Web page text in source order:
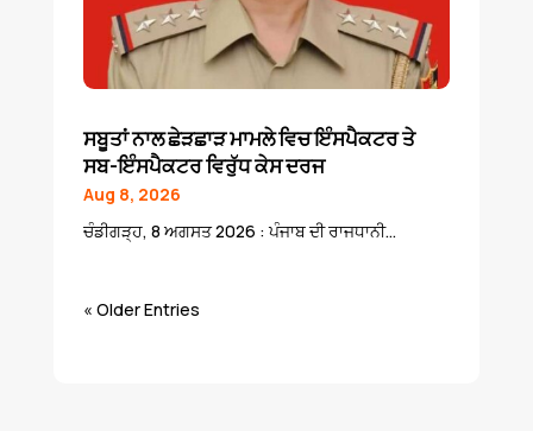
ਸਬੂਤਾਂ ਨਾਲ ਛੇੜਛਾੜ ਮਾਮਲੇ ਵਿਚ ਇੰਸਪੈਕਟਰ ਤੇ
ਸਬ-ਇੰਸਪੈਕਟਰ ਵਿਰੁੱਧ ਕੇਸ ਦਰਜ
Aug 8, 2026
ਚੰਡੀਗੜ੍ਹ, 8 ਅਗਸਤ 2026 : ਪੰਜਾਬ ਦੀ ਰਾਜਧਾਨੀ...
« Older Entries